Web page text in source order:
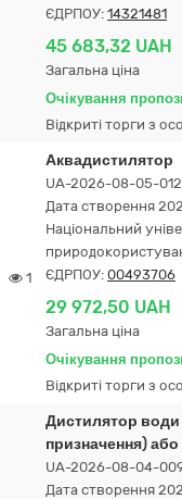
ЄДРПОУ: 14321481
45 683,32 UAH
Загальна ціна
Очікування
Відкриті торги з
1
Аквадистилятор
UA-2026-08-05-
Дата створення
Національний
ЄДРПОУ: 00493706
29 972,50 UAH
Загальна ціна
Очікування
Відкриті торги з
Дистилятор води
призначення) або
UA-2026-08-04-
Дата створення